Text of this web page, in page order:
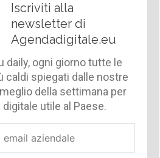
Iscriviti alla
newsletter di
Agendadigitale.eu
daily, ogni giorno tutte le
caldi spiegati dalle nostre
della settimana per
utile al Paese.